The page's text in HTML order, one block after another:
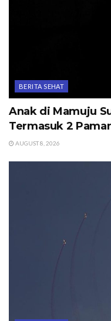
BERITA SEHAT
Anak di Mamuju
Termasuk 2
AUGUST 8, 2026